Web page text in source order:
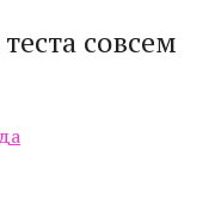
совсем